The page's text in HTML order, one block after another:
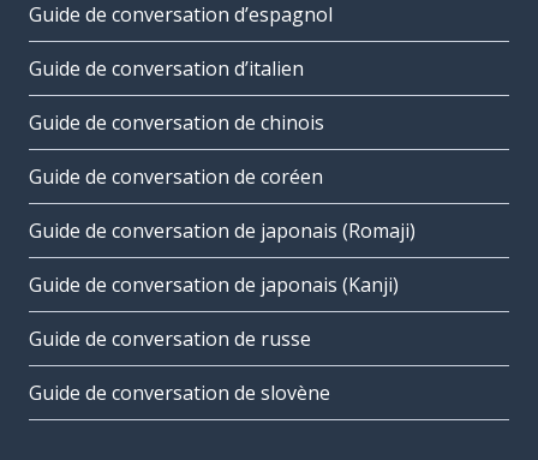
Guide de conversation d’espagnol
Guide de conversation d’italien
Guide de conversation de chinois
Guide de conversation de coréen
Guide de conversation de japonais (Romaji)
Guide de conversation de japonais (Kanji)
Guide de conversation de russe
Guide de conversation de slovène